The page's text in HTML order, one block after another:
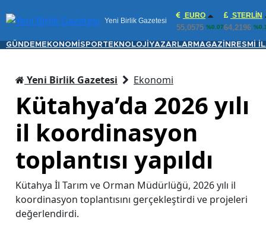
Yeni Birlik Gazetesi
EURO
55,0575 %0.07
STERLIN
64,2196
GÜNDEM EKONOMİ SPORTEKNOLOJİ YAZARLAR MAGAZİN RESMİ
Yeni Birlik Gazetesi Ekonomi
Kütahya’da 2026 yılı
il koordinasyon
toplantısı yapıldı
Kütahya İl Tarım ve Orman Müdürlüğü, 2026 yılı il
koordinasyon toplantısını gerçekleştirdi ve projeleri
değerlendirdi.